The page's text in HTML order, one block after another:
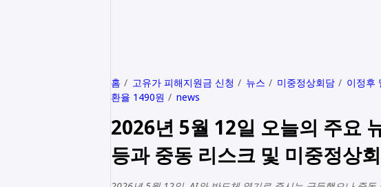
홈 고유가 피해지원금 신청 뉴스 미중정상회담 이정후
환율 1490원
news
2026년 5월 12일 오늘의 주요
등과 중동 리스크 및 미중정상